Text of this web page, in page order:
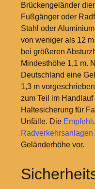
Brückengeländer
Fußgänger oder
Stahl oder
von weniger als 12
bei größeren
Mindesthöhe 1,1 m.
Deutschland eine
1,3 m
zum Teil im
Haltesicherung für
Unfälle. Die
Radverkehrsanlagen
Geländerhöhe vor.